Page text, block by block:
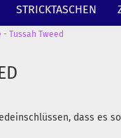
STRICKTASCHEN
- Tussah Tweed
dass es so